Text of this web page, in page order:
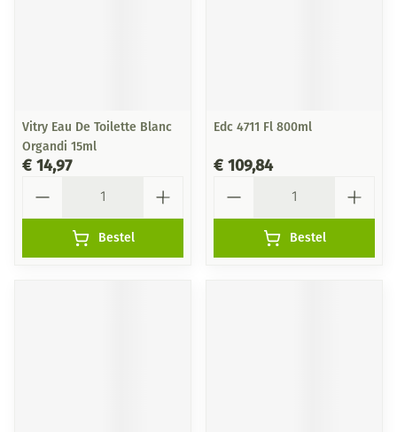
Vitry Eau De Toilette Blanc
Organdi 15ml
€ 14,97
Bestel
Edc 4711 Fl 800ml
€ 109,84
Bestel